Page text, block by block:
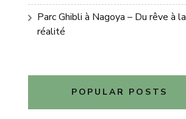
Parc Ghibli à Nagoya – Du rêve à la
réalité
POPULAR POSTS